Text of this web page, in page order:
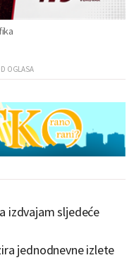
izdvajam sljedeće
jednodnevne izlete